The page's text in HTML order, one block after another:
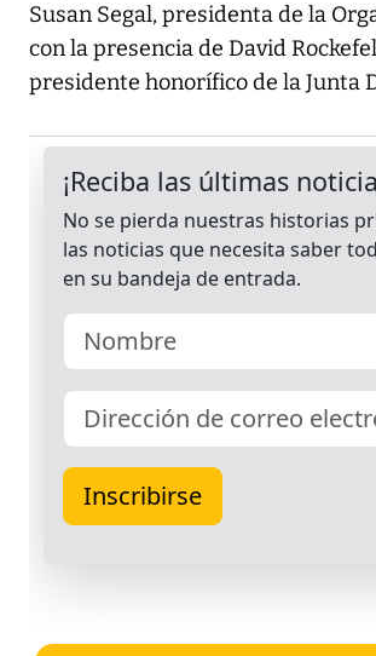
Susan Segal, presidenta de la
con la presencia de David
presidente honorífico de la Junta